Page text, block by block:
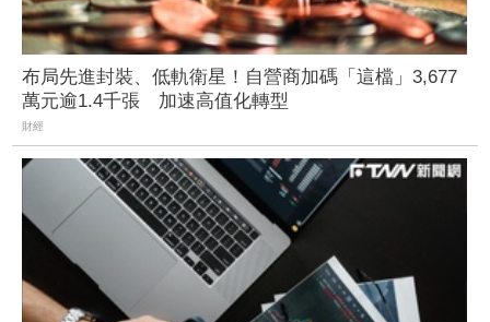
布局先進封裝、低軌衛星！自營商加碼「這檔」3,677
萬元逾1.4千張 加速高值化轉型
財經